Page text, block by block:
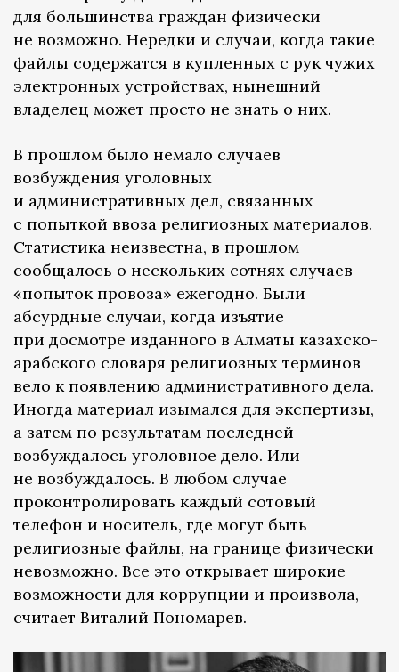
для большинства граждан физически
не возможно. Нередки и случаи, когда такие
файлы содержатся в купленных с рук чужих
электронных устройствах, нынешний
владелец может просто не знать о них.
В прошлом было немало случаев
возбуждения уголовных
и административных дел, связанных
с попыткой ввоза религиозных материалов.
Статистика неизвестна, в прошлом
сообщалось о нескольких сотнях случаев
«попыток провоза» ежегодно. Были
абсурдные случаи, когда изъятие
при досмотре изданного в Алматы казахско-
арабского словаря религиозных терминов
вело к появлению административного дела.
Иногда материал изымался для экспертизы,
а затем по результатам последней
возбуждалось уголовное дело. Или
не возбуждалось. В любом случае
проконтролировать каждый сотовый
телефон и носитель, где могут быть
религиозные файлы, на границе физически
невозможно. Все это открывает широкие
возможности для коррупции и произвола, —
считает Виталий Пономарев.